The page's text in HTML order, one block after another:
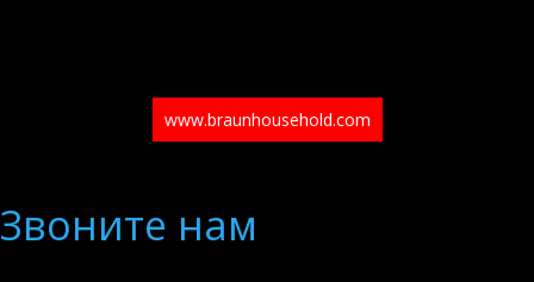
www.braunhousehold.com
Звоните нам